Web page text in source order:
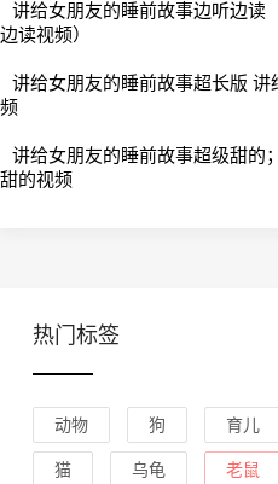
讲给女朋友的睡前故事边听边读
边读视频）
讲给女朋友的睡前故事超长版
频
讲给女朋友的睡前故事超级甜的
甜的视频
热门标签
动物 狗 育儿
猫 乌龟 老鼠